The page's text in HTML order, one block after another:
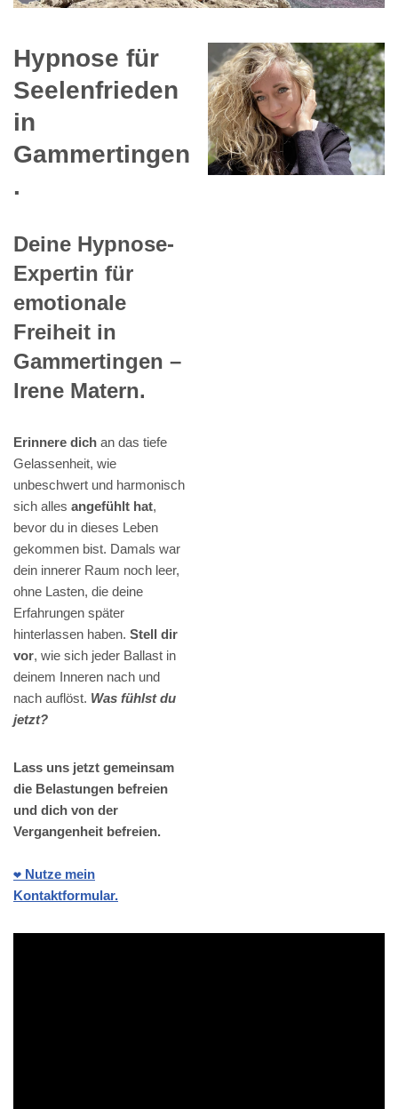
Hypnose für
Seelenfrieden
in
Gammertingen
.
Deine Hypnose-
Expertin für
emotionale
Freiheit in
Gammertingen –
Irene Matern.
Erinnere dich an das tiefe
Gelassenheit, wie
unbeschwert und harmonisch
sich alles angefühlt hat,
bevor du in dieses Leben
gekommen bist. Damals war
dein innerer Raum noch leer,
ohne Lasten, die deine
Erfahrungen später
hinterlassen haben. Stell dir
vor, wie sich jeder Ballast in
deinem Inneren nach und
nach auflöst. Was fühlst du
jetzt?
Lass uns jetzt gemeinsam
die Belastungen befreien
und dich von der
Vergangenheit befreien.
❤️ Nutze mein
Kontaktformular.